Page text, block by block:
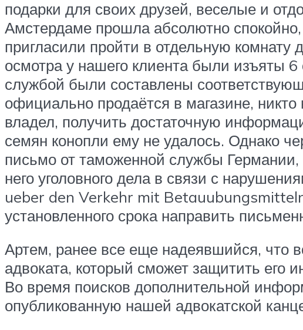
подарки для своих друзей, веселые и
Амстердаме прошла абсолютно
пригласили пройти в отдельную
осмотра у нашего клиента были изъяты
службой были составлены
официально продаётся в магазине,
владел, получить достаточную
семян конопли ему не удалось. Однако
письмо от таможенной службы
него уголовного дела в связи с
ueber den Verkehr mit
установленного срока направить
Артем, ранее все еще надеявшийся, что
адвоката, который сможет защитить его
Во время поисков дополнительной
опубликованную нашей адвокатской